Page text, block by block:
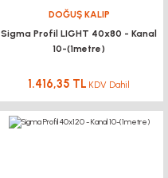
DOĞUŞ KALIP
Sigma Profil LIGHT 40x80 - Kanal
10-(1metre)
1.416,35 TL KDV Dahil